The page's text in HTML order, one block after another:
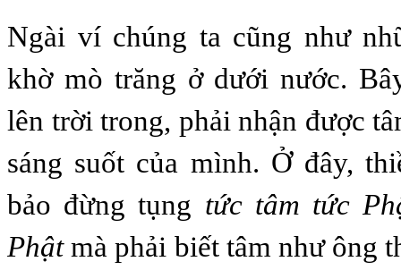
Ngài ví chúng ta cũng như
khờ mò trăng ở dưới nước.
lên trời trong, phải nhận được
sáng suốt của mình. Ở đây,
bảo đừng tụng tức tâm tức
Phậtmà phải biết tâm như ông